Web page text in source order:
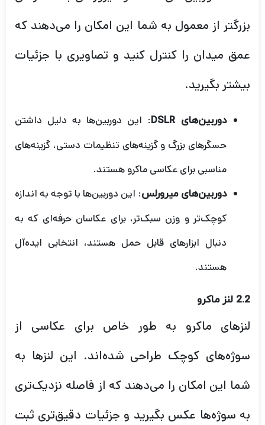
بزرگتر از معمول به شما این امکان را می‌دهند که
عمق میدان را کنترل کنید و تصاویری با جزئیات
بیشتر بگیرید.
دوربین‌های DSLR
: این دوربین‌ها به دلیل داشتن
حسگرهای بزرگ و گزینه‌های تنظیمات دستی، گزینه‌های
مناسبی برای عکاسی ماکرو هستند.
دوربین‌های میرورلس: این دوربین‌ها با توجه به اندازه
کوچک‌تر و وزن سبک‌تر، برای عکاسان حرفه‌ای که به
دنبال ابزارهای قابل حمل هستند، انتخابی ایده‌آل
هستند.
2.2 لنز ماکرو
لنزهای ماکرو به طور خاص برای عکاسی از
سوژه‌های کوچک طراحی شده‌اند. این لنزها به
شما این امکان را می‌دهند که از فاصله نزدیک‌تری
به سوژه‌ها عکس بگیرید و جزئیات دقیق‌تری ثبت